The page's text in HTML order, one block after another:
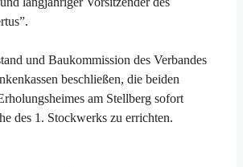
und Baukommission des Verbandes
beschließen, die beiden
am Stellberg sofort
des 1. Stockwerks zu errichten.